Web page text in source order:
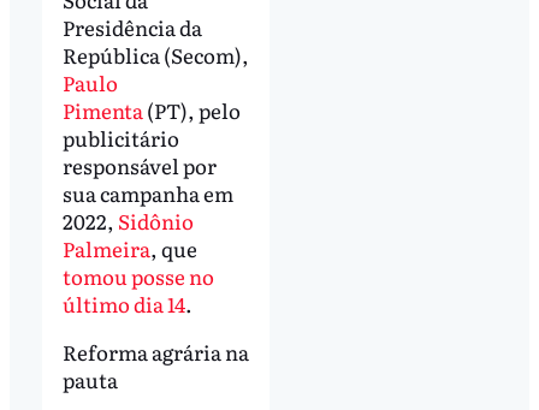
Presidência da
República (Secom),
Paulo
Pimenta (PT), pelo
publicitário
responsável por
sua campanha em
2022, Sidônio
Palmeira, que
tomou posse no
último dia 14.
Reforma agrária na
pauta